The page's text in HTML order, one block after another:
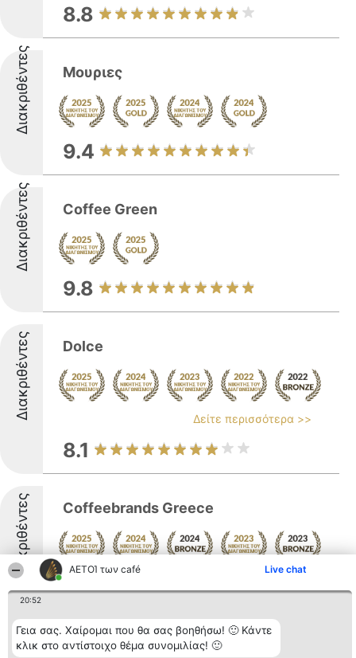
ΑΕΤΟΊ των café Live chat
20:52
Γεια σας. Χαίρομαι που θα σας βοηθήσω! 🙂 Κάντε
κλικ στο αντίστοιχο θέμα συνομιλίας! 🙂
8.8
Διακριθέντες Μουριες
9.4
Διακριθέντες Coffee Green
9.8
Διακριθέντες Dolce
Δείτε περισσότερα >>
8.1
Διακριθέντες Coffeebrands Greece